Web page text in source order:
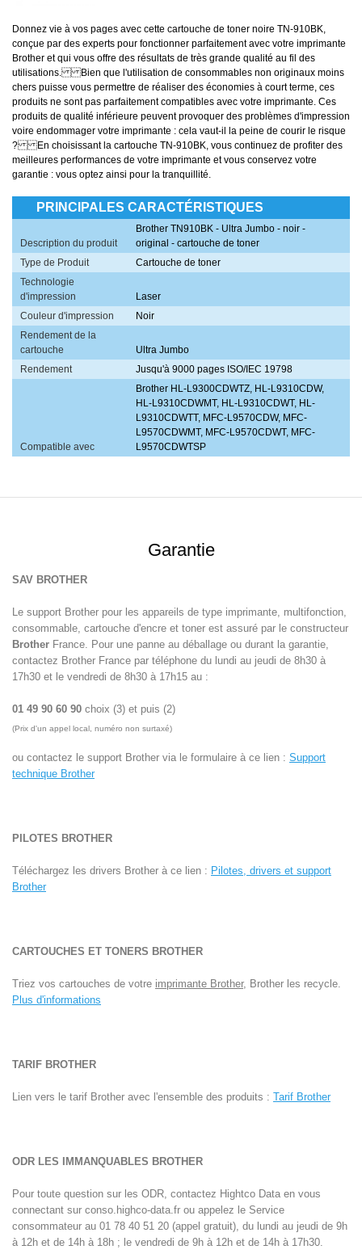
Donnez vie à vos pages avec cette cartouche de toner noire TN-910BK,
conçue par des experts pour fonctionner parfaitement avec votre imprimante
Brother et qui vous offre des résultats de très grande qualité au fil des
utilisations. Bien que l'utilisation de consommables non originaux moins
chers puisse vous permettre de réaliser des économies à court terme, ces
produits ne sont pas parfaitement compatibles avec votre imprimante. Ces
produits de qualité inférieure peuvent provoquer des problèmes d'impression
voire endommager votre imprimante : cela vaut-il la peine de courir le risque
? En choisissant la cartouche TN-910BK, vous continuez de profiter des
meilleures performances de votre imprimante et vous conservez votre
garantie : vous optez ainsi pour la tranquillité.
PRINCIPALES CARACTÉRISTIQUES
Description du produit
Brother TN910BK - Ultra Jumbo - noir -
original - cartouche de toner
Type de Produit
Cartouche de toner
Technologie
d'impression
Laser
Couleur d'impression
Noir
Rendement de la
cartouche
Ultra Jumbo
Rendement
Jusqu'à 9000 pages ISO/IEC 19798
Compatible avec
Brother HL-L9300CDWTZ, HL-L9310CDW,
HL-L9310CDWMT, HL-L9310CDWT, HL-
L9310CDWTT, MFC-L9570CDW, MFC-
L9570CDWMT, MFC-L9570CDWT, MFC-
L9570CDWTSP
Garantie
SAV BROTHER
Le support Brother pour les appareils de type imprimante, multifonction,
consommable, cartouche d'encre et toner est assuré par le constructeur
Brother France. Pour une panne au déballage ou durant la garantie,
contactez Brother France par téléphone du lundi au jeudi de 8h30 à
17h30 et le vendredi de 8h30 à 17h15 au :
01 49 90 60 90 choix (3) et puis (2)
(Prix d'un appel local, numéro non surtaxé)
ou contactez le support Brother via le formulaire à ce lien : Support
technique Brother
PILOTES BROTHER
Téléchargez les drivers Brother à ce lien : Pilotes, drivers et support
Brother
CARTOUCHES ET TONERS BROTHER
Triez vos cartouches de votre imprimante Brother, Brother les recycle.
Plus d'informations
TARIF BROTHER
Lien vers le tarif Brother avec l'ensemble des produits : Tarif Brother
ODR LES IMMANQUABLES BROTHER
Pour toute question sur les ODR, contactez Hightco Data en vous
connectant sur conso.highco-data.fr ou appelez le Service
consommateur au 01 78 40 51 20 (appel gratuit), du lundi au jeudi de 9h
à 12h et de 14h à 18h ; le vendredi de 9h à 12h et de 14h à 17h30.